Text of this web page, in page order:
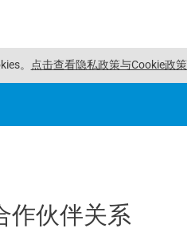
。 点击查看隐私政策与Cookie政策
作伙伴关系